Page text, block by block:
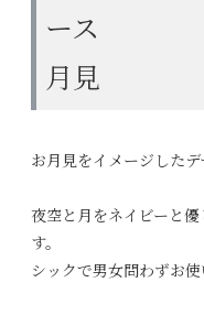
ース
月見
お月見をイメージしたデ
夜空と月をネイビーと
す。
シックで男女問わずお使